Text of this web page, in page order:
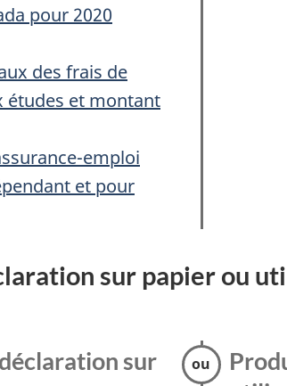
pour 2020
des frais de
études et montant
emploi
et pour
sur papier ou
sur